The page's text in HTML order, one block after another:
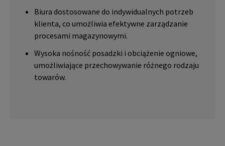
Biura dostosowane do indywidualnych potrzeb
klienta, co umożliwia efektywne zarządzanie
procesami magazynowymi.
Wysoka nośność posadzki i obciążenie ogniowe,
umożliwiające przechowywanie różnego rodzaju
towarów.